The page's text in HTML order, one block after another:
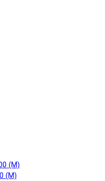
(М)
(М)